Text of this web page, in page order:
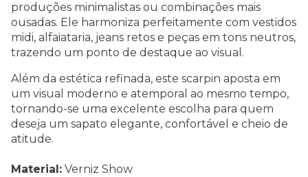
produções minimalistas ou combinações mais
ousadas. Ele harmoniza perfeitamente com vestidos
midi, alfaiataria, jeans retos e peças em tons neutros,
trazendo um ponto de destaque ao visual.
Além da estética refinada, este scarpin aposta em
um visual moderno e atemporal ao mesmo tempo,
tornando-se uma excelente escolha para quem
deseja um sapato elegante, confortável e cheio de
atitude.
Material: Verniz Show